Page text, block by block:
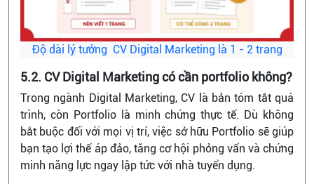
Độ dài lý tưởng CV Digital Marketing là 1 - 2 trang
5.2. CV Digital Marketing có cần portfolio không?
Trong ngành Digital Marketing, CV là bản tóm tắt quá
trình, còn Portfolio là minh chứng thực tế. Dù không
bắt buộc đối với mọi vị trí, việc sở hữu Portfolio sẽ giúp
bạn tạo lợi thế áp đảo, tăng cơ hội phỏng vấn và chứng
minh năng lực ngay lập tức với nhà tuyển dụng.